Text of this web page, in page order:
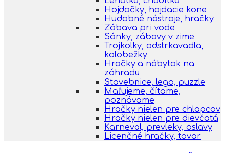
Hojdačky, hojdacie kone
Hudobné nástroje, hračky
Zábava pri vode
Sánky, zábavy v zime
Trojkolky, odstrkavadla,
kolobežky
Hračky a nábytok na
záhradu
Stavebnice, lego, puzzle
Maľujeme, čítame,
poznávame
Hračky nielen pre chlapcov
Hračky nielen pre dievčatá
Karneval, prevleky, oslavy
Licenčné hračky, tovar